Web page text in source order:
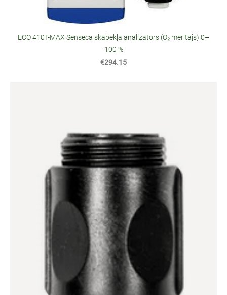
ECO 410T-MAX Senseca skābekļa analizators (O₂ mērītājs) 0–
100 %
€294.15